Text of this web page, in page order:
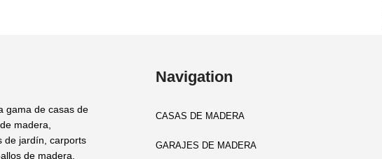
gama de casas de
madera,
de jardín, carports
de madera,
Navigation
CASAS DE MADERA
GARAJES DE MADERA